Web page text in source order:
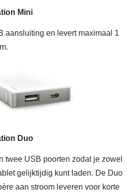
Mini
aansluiting en levert maximaal 1
Duo
twee USB poorten zodat je zowel
gelijktijdig kunt laden. De Duo
aan stroom leveren voor korte